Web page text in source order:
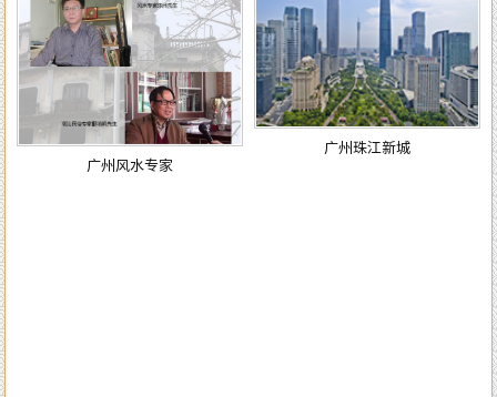
广州珠江新城 眺望白云山顶